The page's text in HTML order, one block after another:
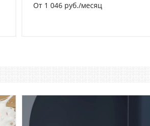
От 1 046 руб./месяц